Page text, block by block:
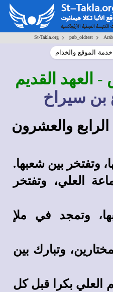
St-Takla.org> pub_oldtest>
الموقع والخدام
- العهد القديم
سيراخ
والعشرون
العلي، وتفتخر
وتمجد في ملإ
وتبارك بين
العلي بكرا قبل كل